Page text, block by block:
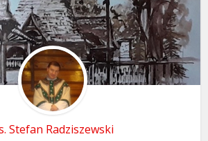
Stefan Radziszewski